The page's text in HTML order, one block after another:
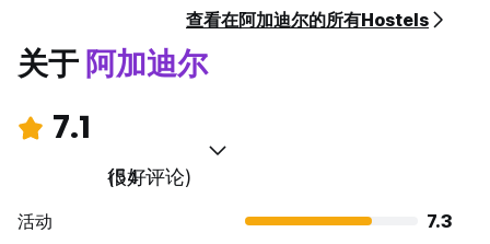
查看在阿加迪尔的所有Hostels
关于阿加迪尔
7.1
很好
(54 评论)
活动
7.3